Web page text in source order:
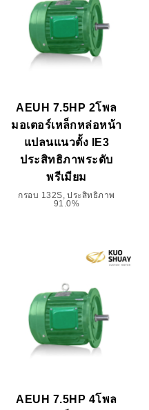
AEUH 7.5HP 2โพล
มอเตอร์เหล็กหล่อหน้า
แปลนแนวตั้ง IE3
ประสิทธิภาพระดับ
พรีเมียม
กรอบ 132S, ประสิทธิภาพ
91.0%
AEUH 7.5HP 4โพล